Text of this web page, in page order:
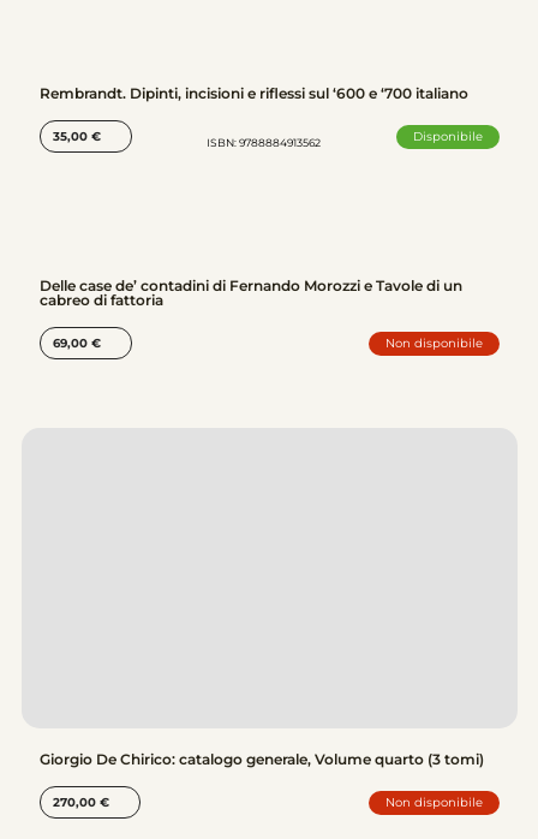
Rembrandt. Dipinti, incisioni e riflessi sul ‘600 e ‘700 italiano
35,00 € ISBN: 9788884913562 Disponibile
Delle case de’ contadini di Fernando Morozzi e Tavole di un
cabreo di fattoria
69,00 € Non disponibile
Giorgio De Chirico: catalogo generale, Volume quarto (3 tomi)
270,00 € Non disponibile